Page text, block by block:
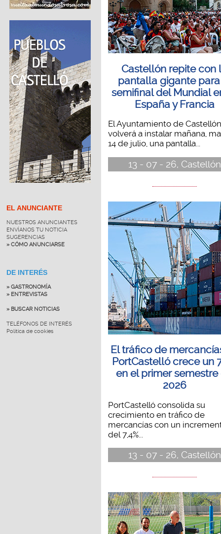
EL ANUNCIANTE
NUESTROS ANUNCIANTES
ENVÍANOS TU NOTICIA
SUGERENCIAS
» CÓMO ANUNCIARSE
DE INTERÉS
» GASTRONOMÍA
» ENTREVISTAS
» BUSCAR NOTICIAS
TELÉFONOS DE INTERÉS
Política de cookies
Castellón repite con
pantalla gigante
semifinal del Mundial
España y Francia
El Ayuntamiento de Castellón
volverá a instalar mañana,
14 de julio, una pantalla...
13 - 07 - 26, Castellón
El tráfico de
PortCastelló crece un
en el primer semestre
2026
PortCastelló consolida su
crecimiento en tráfico de
mercancías con un
del 7,4%...
13 - 07 - 26, Castellón